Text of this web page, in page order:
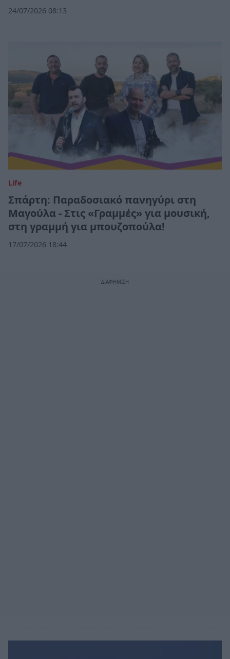
24/07/2026 08:13
Life
Σπάρτη: Παραδοσιακό πανηγύρι στη
Μαγούλα - Στις «Γραμμές» για μουσική,
στη γραμμή για μπουζοπούλα!
17/07/2026 18:44